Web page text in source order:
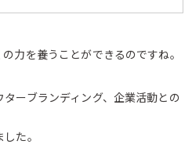
力を養うことができるのですね。
ーブランディング、企業活動との
た。